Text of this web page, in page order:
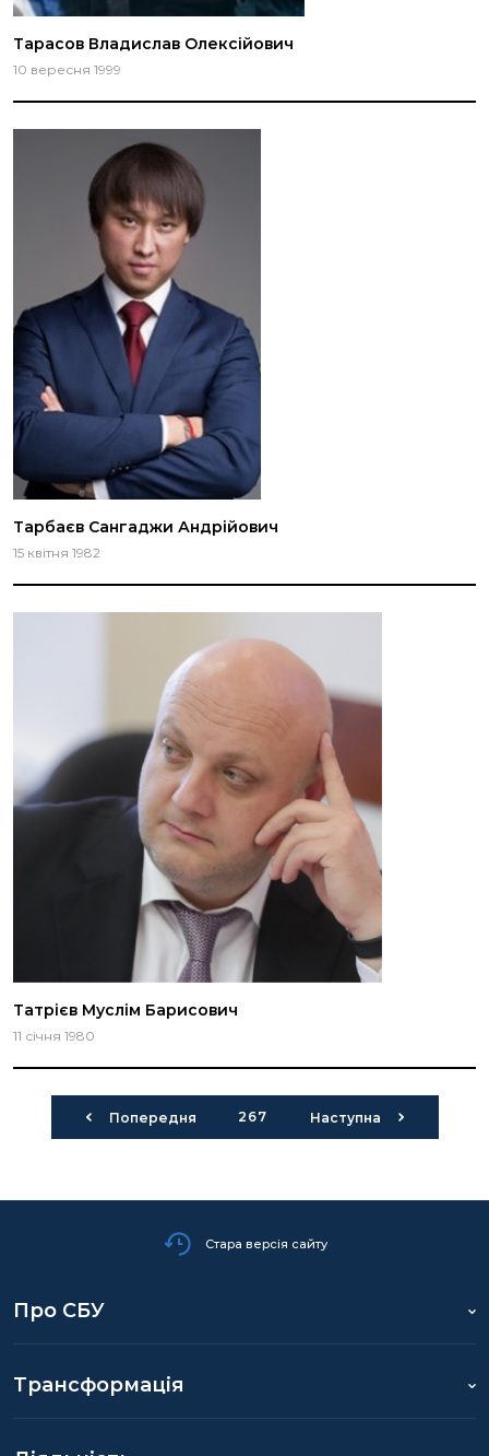
Тарасов Владислав Олексійович
10 вересня 1999
Тарбаєв Сангаджи Андрійович
15 квітня 1982
Татрієв Муслім Барисович
11 січня 1980
Попередня 267 Наступна
Стара версія сайту
Про СБУ
Трансформація